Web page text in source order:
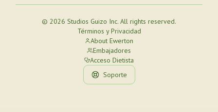
© 2026 Studios Guizo Inc. All rights reserved.
Términos y Privacidad
About Ewerton
Embajadores
Acceso Dietista
Soporte